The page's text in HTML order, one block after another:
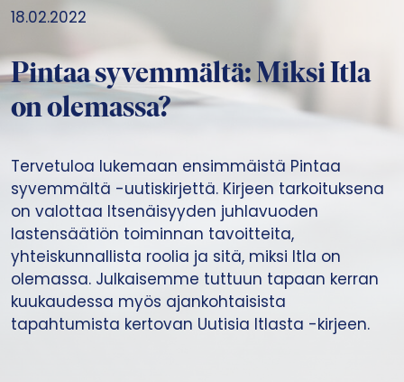
18.02.2022
Pintaa syvemmältä: Miksi Itla
on olemassa?
Tervetuloa lukemaan ensimmäistä Pintaa
syvemmältä -uutiskirjettä. Kirjeen tarkoituksena
on valottaa Itsenäisyyden juhlavuoden
lastensäätiön toiminnan tavoitteita,
yhteiskunnallista roolia ja sitä, miksi Itla on
olemassa. Julkaisemme tuttuun tapaan kerran
kuukaudessa myös ajankohtaisista
tapahtumista kertovan Uutisia Itlasta -kirjeen.